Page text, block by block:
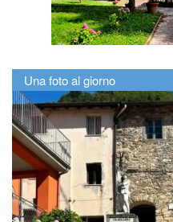
Una foto al giorno